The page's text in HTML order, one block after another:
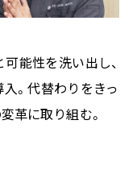
能性を洗い出し、
。代替わりをきっ
革に取り組む。